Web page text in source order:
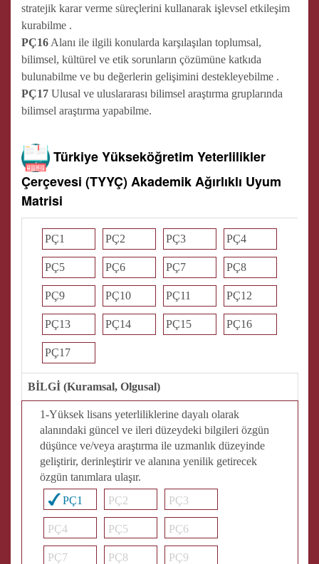
stratejik karar verme süreçlerini kullanarak işlevsel etkileşim
kurabilme .
PÇ16 Alanı ile ilgili konularda karşılaşılan toplumsal,
bilimsel, kültürel ve etik sorunların çözümüne katkıda
bulunabilme ve bu değerlerin gelişimini destekleyebilme .
PÇ17 Ulusal ve uluslararası bilimsel araştırma gruplarında
bilimsel araştırma yapabilme.
Türkiye Yükseköğretim Yeterlilikler
Çerçevesi (TYYÇ) Akademik Ağırlıklı Uyum
Matrisi
PÇ1 PÇ2 PÇ3 PÇ4
PÇ5 PÇ6 PÇ7 PÇ8
PÇ9 PÇ10 PÇ11 PÇ12
PÇ13 PÇ14 PÇ15 PÇ16
PÇ17
BİLGİ (Kuramsal, Olgusal)
1-Yüksek lisans yeterliliklerine dayalı olarak
alanındaki güncel ve ileri düzeydeki bilgileri özgün
düşünce ve/veya araştırma ile uzmanlık düzeyinde
geliştirir, derinleştirir ve alanına yenilik getirecek
özgün tanımlara ulaşır.
PÇ1
PÇ2 PÇ3
PÇ4 PÇ5 PÇ6
PÇ7 PÇ8 PÇ9